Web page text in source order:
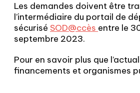
Les demandes doivent être
l’intermédiaire du portail de
sécurisé SOD@ccès entre le
septembre 2023.
Pour en savoir plus que
financements et organismes